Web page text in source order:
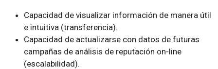
Capacidad de visualizar información de manera útil
e intuitiva (transferencia).
Capacidad de actualizarse con datos de futuras
campañas de análisis de reputación on-line
(escalabilidad).